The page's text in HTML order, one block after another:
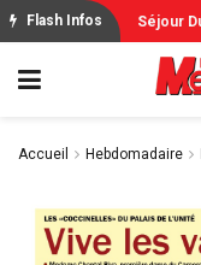
Accueil Hebdomadaire
Flash Infos